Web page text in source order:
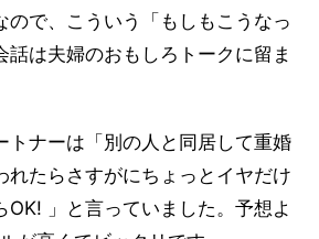
ので、こういう「もしもこうなっ
話は夫婦のおもしろトークに留ま
トナーは「別の人と同居して重婚
れたらさすがにちょっとイヤだけ
OK! 」と言っていました。予想よ